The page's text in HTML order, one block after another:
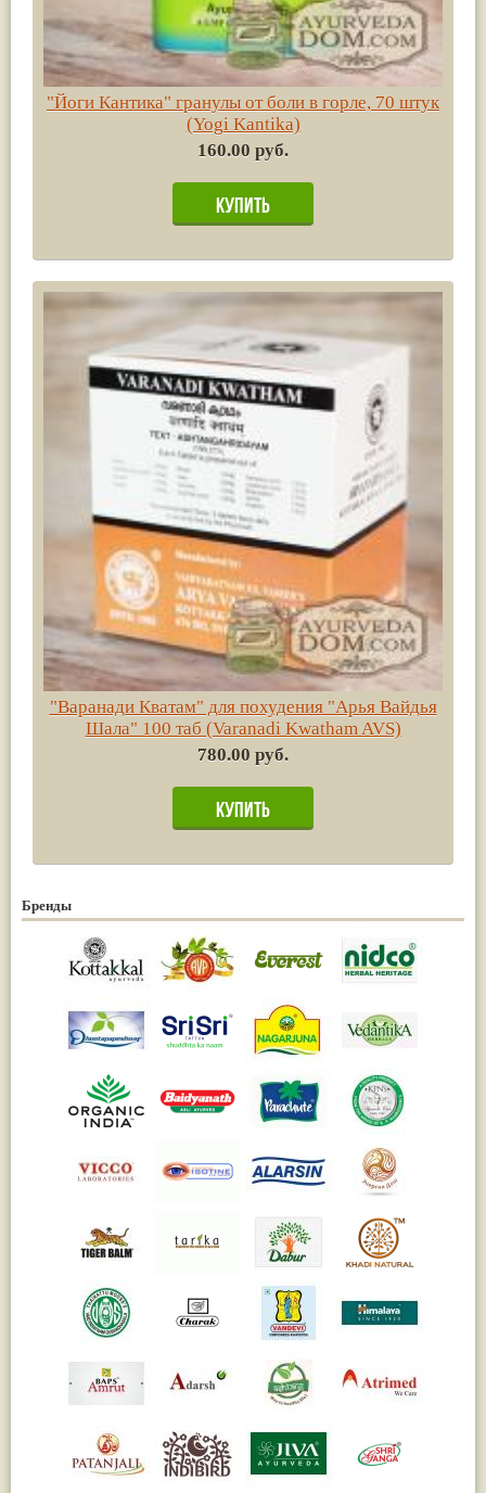
"Йоги Кантика" гранулы от боли в горле, 70 штук
(Yogi Kantika)
160.00 руб.
"Варанади Кватам" для похудения "Арья Вайдья
Шала" 100 таб (Varanadi Kwatham AVS)
780.00 руб.
Бренды